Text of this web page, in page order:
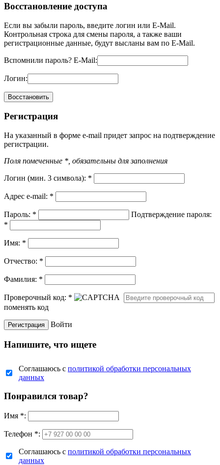
Восстановление доступа
Если вы забыли пароль, введите логин или E-Mail.
Контрольная строка для смены пароля, а также ваши
регистрационные данные, будут высланы вам по E-Mail.
Вспомнили пароль? E-Mail:
Логин:
Регистрация
На указанный в форме e-mail придет запрос на подтверждение
регистрации.
Поля помеченные *, обязательны для заполнения
Логин (мин. 3 символа): *
Адрес e-mail: *
Пароль: *
Подтверждение пароля:
*
Имя: *
Отчество: *
Фамилия: *
Проверочный код: *
поменять код
Войти
Напишите, что ищете
Соглашаюсь с политикой обработки персональных
данных
Понравился товар?
Имя *:
Телефон *:
Соглашаюсь с политикой обработки персональных
данных